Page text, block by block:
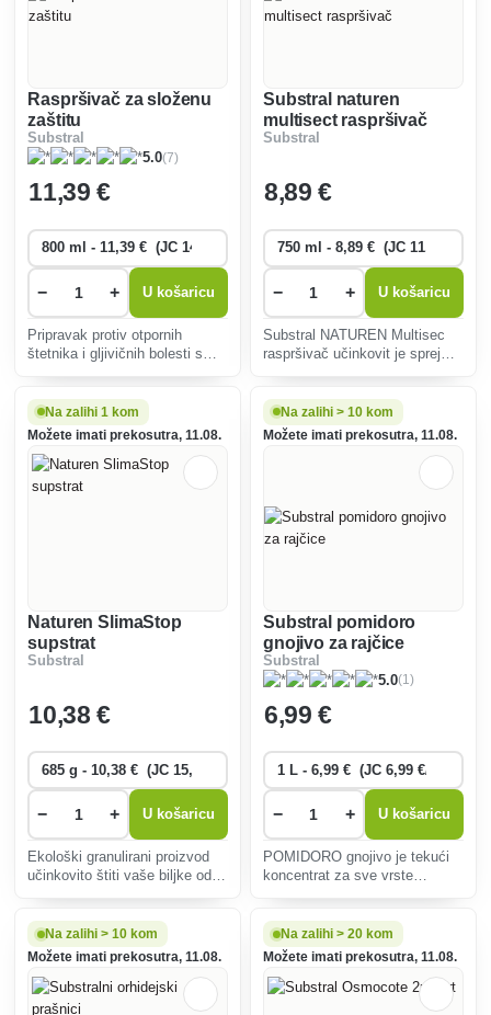
Raspršivač za složenu
zaštitu
Substral
5.0(7)
11,39 €
− + U košaricu
Pripravak protiv otpornih
štetnika i gljivičnih bolesti s
sustavni učinak.
Substral naturen
multisect raspršivač
Substral
8,89 €
− + U košaricu
Substral NATUREN Multisec
raspršivač učinkovit je sprej
bobičastom, povrću i ukrasnom
bilju. Sadrži prirodno ulje
Na zalihi 1 kom
Možete imati prekosutra, 11.08.
Naturen SlimaStop
supstrat
Substral
10,38 €
− + U košaricu
Ekološki granulirani proizvod
učinkovito štiti vaše biljke od
ljubimce.
Na zalihi > 10 kom
Možete imati prekosutra, 11.08.
Substral pomidoro
gnojivo za rajčice
Substral
5.0(1)
6,99 €
− + U košaricu
POMIDORO gnojivo je tekući
koncentrat za sve vrste
Na zalihi > 10 kom
Možete imati prekosutra, 11.08.
Na zalihi > 20 kom
Možete imati prekosutra, 11.08.